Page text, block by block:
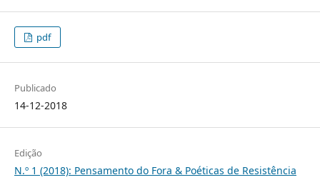
pdf
Publicado
14-12-2018
Edição
N.º 1 (2018): Pensamento do Fora & Poéticas de Resistência